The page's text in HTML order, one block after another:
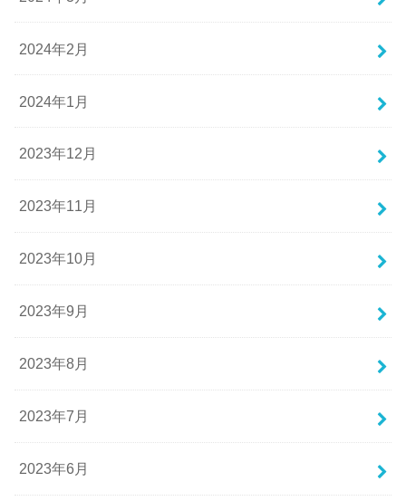
2024年2月
2024年1月
2023年12月
2023年11月
2023年10月
2023年9月
2023年8月
2023年7月
2023年6月